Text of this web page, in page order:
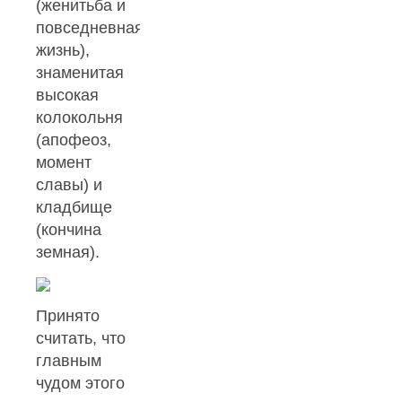
(женитьба и
повседневная
жизнь),
знаменитая
высокая
колокольня
(апофеоз,
момент
славы) и
кладбище
(кончина
земная).
Принято
считать, что
главным
чудом этого